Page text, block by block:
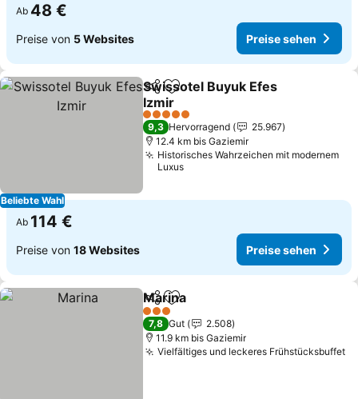
Ab 48 €
Preise von 5 Websites Preise sehen
Beliebte Wahl
TeilenZu Favoriten hinzufügen
Swissotel Buyuk Efes
Izmir
5 Sterne
9,3 Hervorragend
25.967
12.4 km bis Gaziemir
Historisches Wahrzeichen mit modernem
Luxus
Ab 114 €
Preise von 18 Websites Preise sehen
TeilenZu Favoriten hinzufügen
Marina
3 Sterne
7,8 Gut
2.508
11.9 km bis Gaziemir
Vielfältiges und leckeres Frühstücksbuffet